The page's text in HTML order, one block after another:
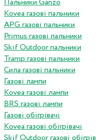
Пальники Ganzo
Kovea газові пальники
APG газові пальники
Primus газові пальники
Skif Outdoor пальники
Tramp газові пальники
Сила газові пальники
Газові лампи
Kovea газові лампи
BRS газові лампи
Газові обігрівачі
Kovea газові обігрівачі